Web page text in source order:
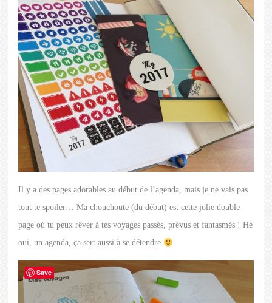
Il y a des pages adorables au début de l’agenda, mais je ne vais pas
tout te spoiler… Ma chouchoute (du début) est cette jolie double
page où tu peux rêver à tes voyages passés, prévus et fantasmés ! Hé
oui, un agenda, ça sert aussi à se détendre
Save